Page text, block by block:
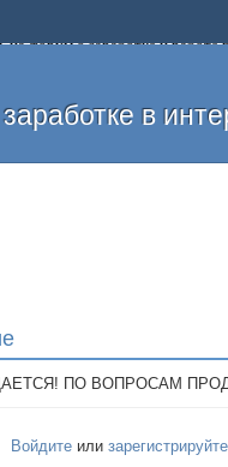
на форум о заработке и
отзывы. Если вы знаете, что
вложений и регистрации уже
в
ПО ВОПРОСАМ
Войдите или